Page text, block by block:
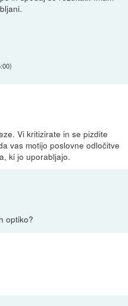
)
Vi kritizirate in se pizdite
vas motijo poslovne odločitve
ki jo uporabljajo.
optiko?